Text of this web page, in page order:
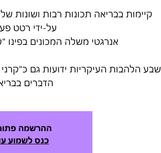
קיימות בבריאה תכונות רבות ושונות
שבע הלהבות העיקריות ידועות גם
הדברים
ההרשמה
כנס לשמוע